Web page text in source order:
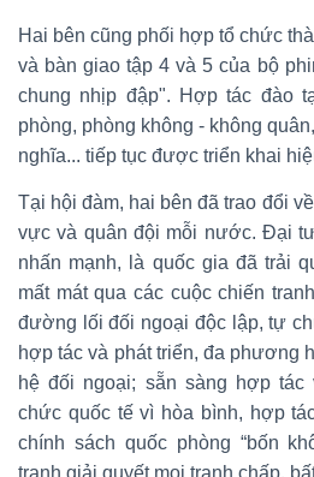
Hai bên cũng phối hợp tổ chức
và bàn giao tập 4 và 5 của bộ
chung nhịp đập". Hợp tác đào
phòng, phòng không - không
nghĩa... tiếp tục được triển khai
Tại hội đàm, hai bên đã trao đổi
vực và quân đội mỗi nước. Đại
nhấn mạnh, là quốc gia đã trải
mất mát qua các cuộc chiến
đường lối đối ngoại độc lập, tự
hợp tác và phát triển, đa phương
hệ đối ngoại; sẵn sàng hợp
chức quốc tế vì hòa bình, hợp
chính sách quốc phòng “bốn
tranh giải quyết mọi tranh chấp,